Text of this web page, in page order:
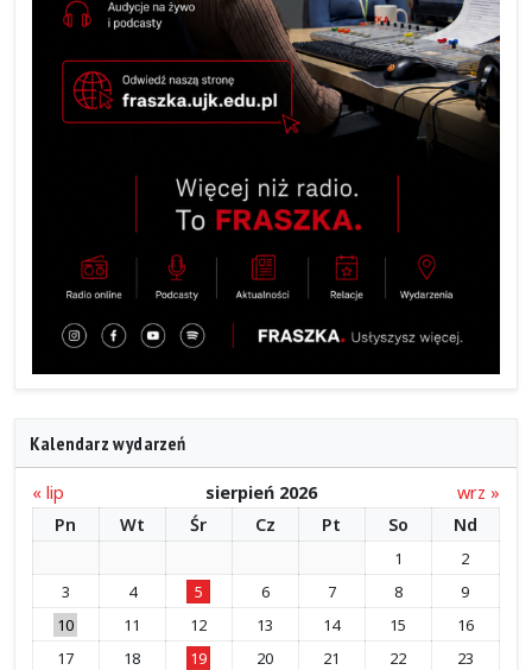
Kalendarz wydarzeń
« lip sierpień 2026
wrz »
Pn
Wt Śr Cz Pt So Nd
1
2
3
4 5 6 7 8
9
10
11 12 13 14 15
16
17
18 19 20 21 22
23